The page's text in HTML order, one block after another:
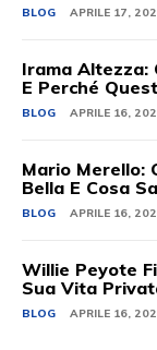
BLOG APRILE 17,
Irama Altezza:
E Perché
BLOG APRILE 16,
Mario Merello:
Bella E Cosa
BLOG APRILE 16,
Willie Peyote
Sua Vita
BLOG APRILE 16,